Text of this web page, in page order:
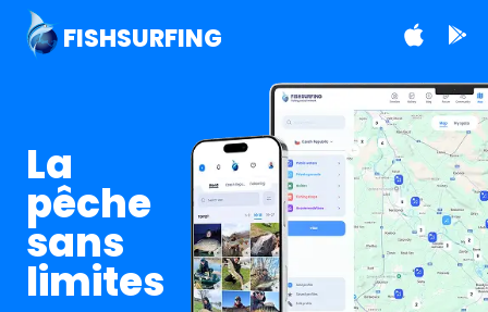
FISHSURFING
La
pêche
sans
limites